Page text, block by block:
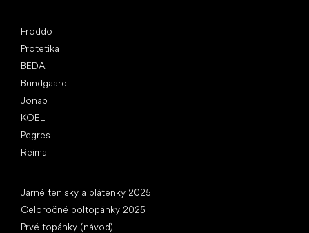
Froddo
Protetika
BEDA
Bundgaard
Jonap
KOEL
Pegres
Reima
Jarné tenisky a plátenky 2025
Celoročné poltopánky 2025
Prvé topánky (návod)